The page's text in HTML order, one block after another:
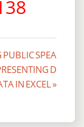
SPEA
D
IN EXCEL »